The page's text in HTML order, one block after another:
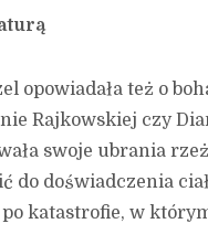
opowiadała też o
Rajkowskiej czy
swoje ubrania
do doświadczenia
katastrofie, w